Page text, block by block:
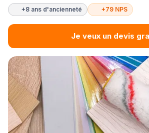
+8 ans d'ancienneté +79 NPS
Je veux un devis